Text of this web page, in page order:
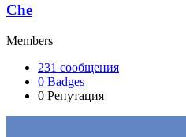
Che
Members
231 сообщения
0 Badges
0 Репутация